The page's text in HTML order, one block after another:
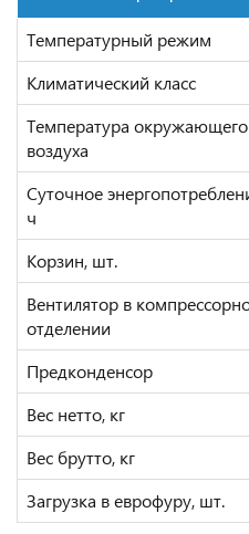
Температурный режим
Климатический класс
Температура окружающего
воздуха
Суточное
ч
Корзин, шт.
Вентилятор в
отделении
Предконденсор
Вес нетто, кг
Вес брутто, кг
Загрузка в еврофуру, шт.